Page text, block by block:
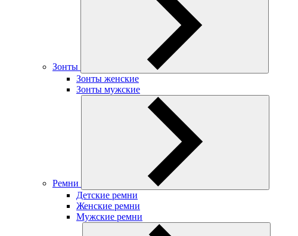
Зонты
Зонты женские
Зонты мужские
Ремни
Детские ремни
Женские ремни
Мужские ремни